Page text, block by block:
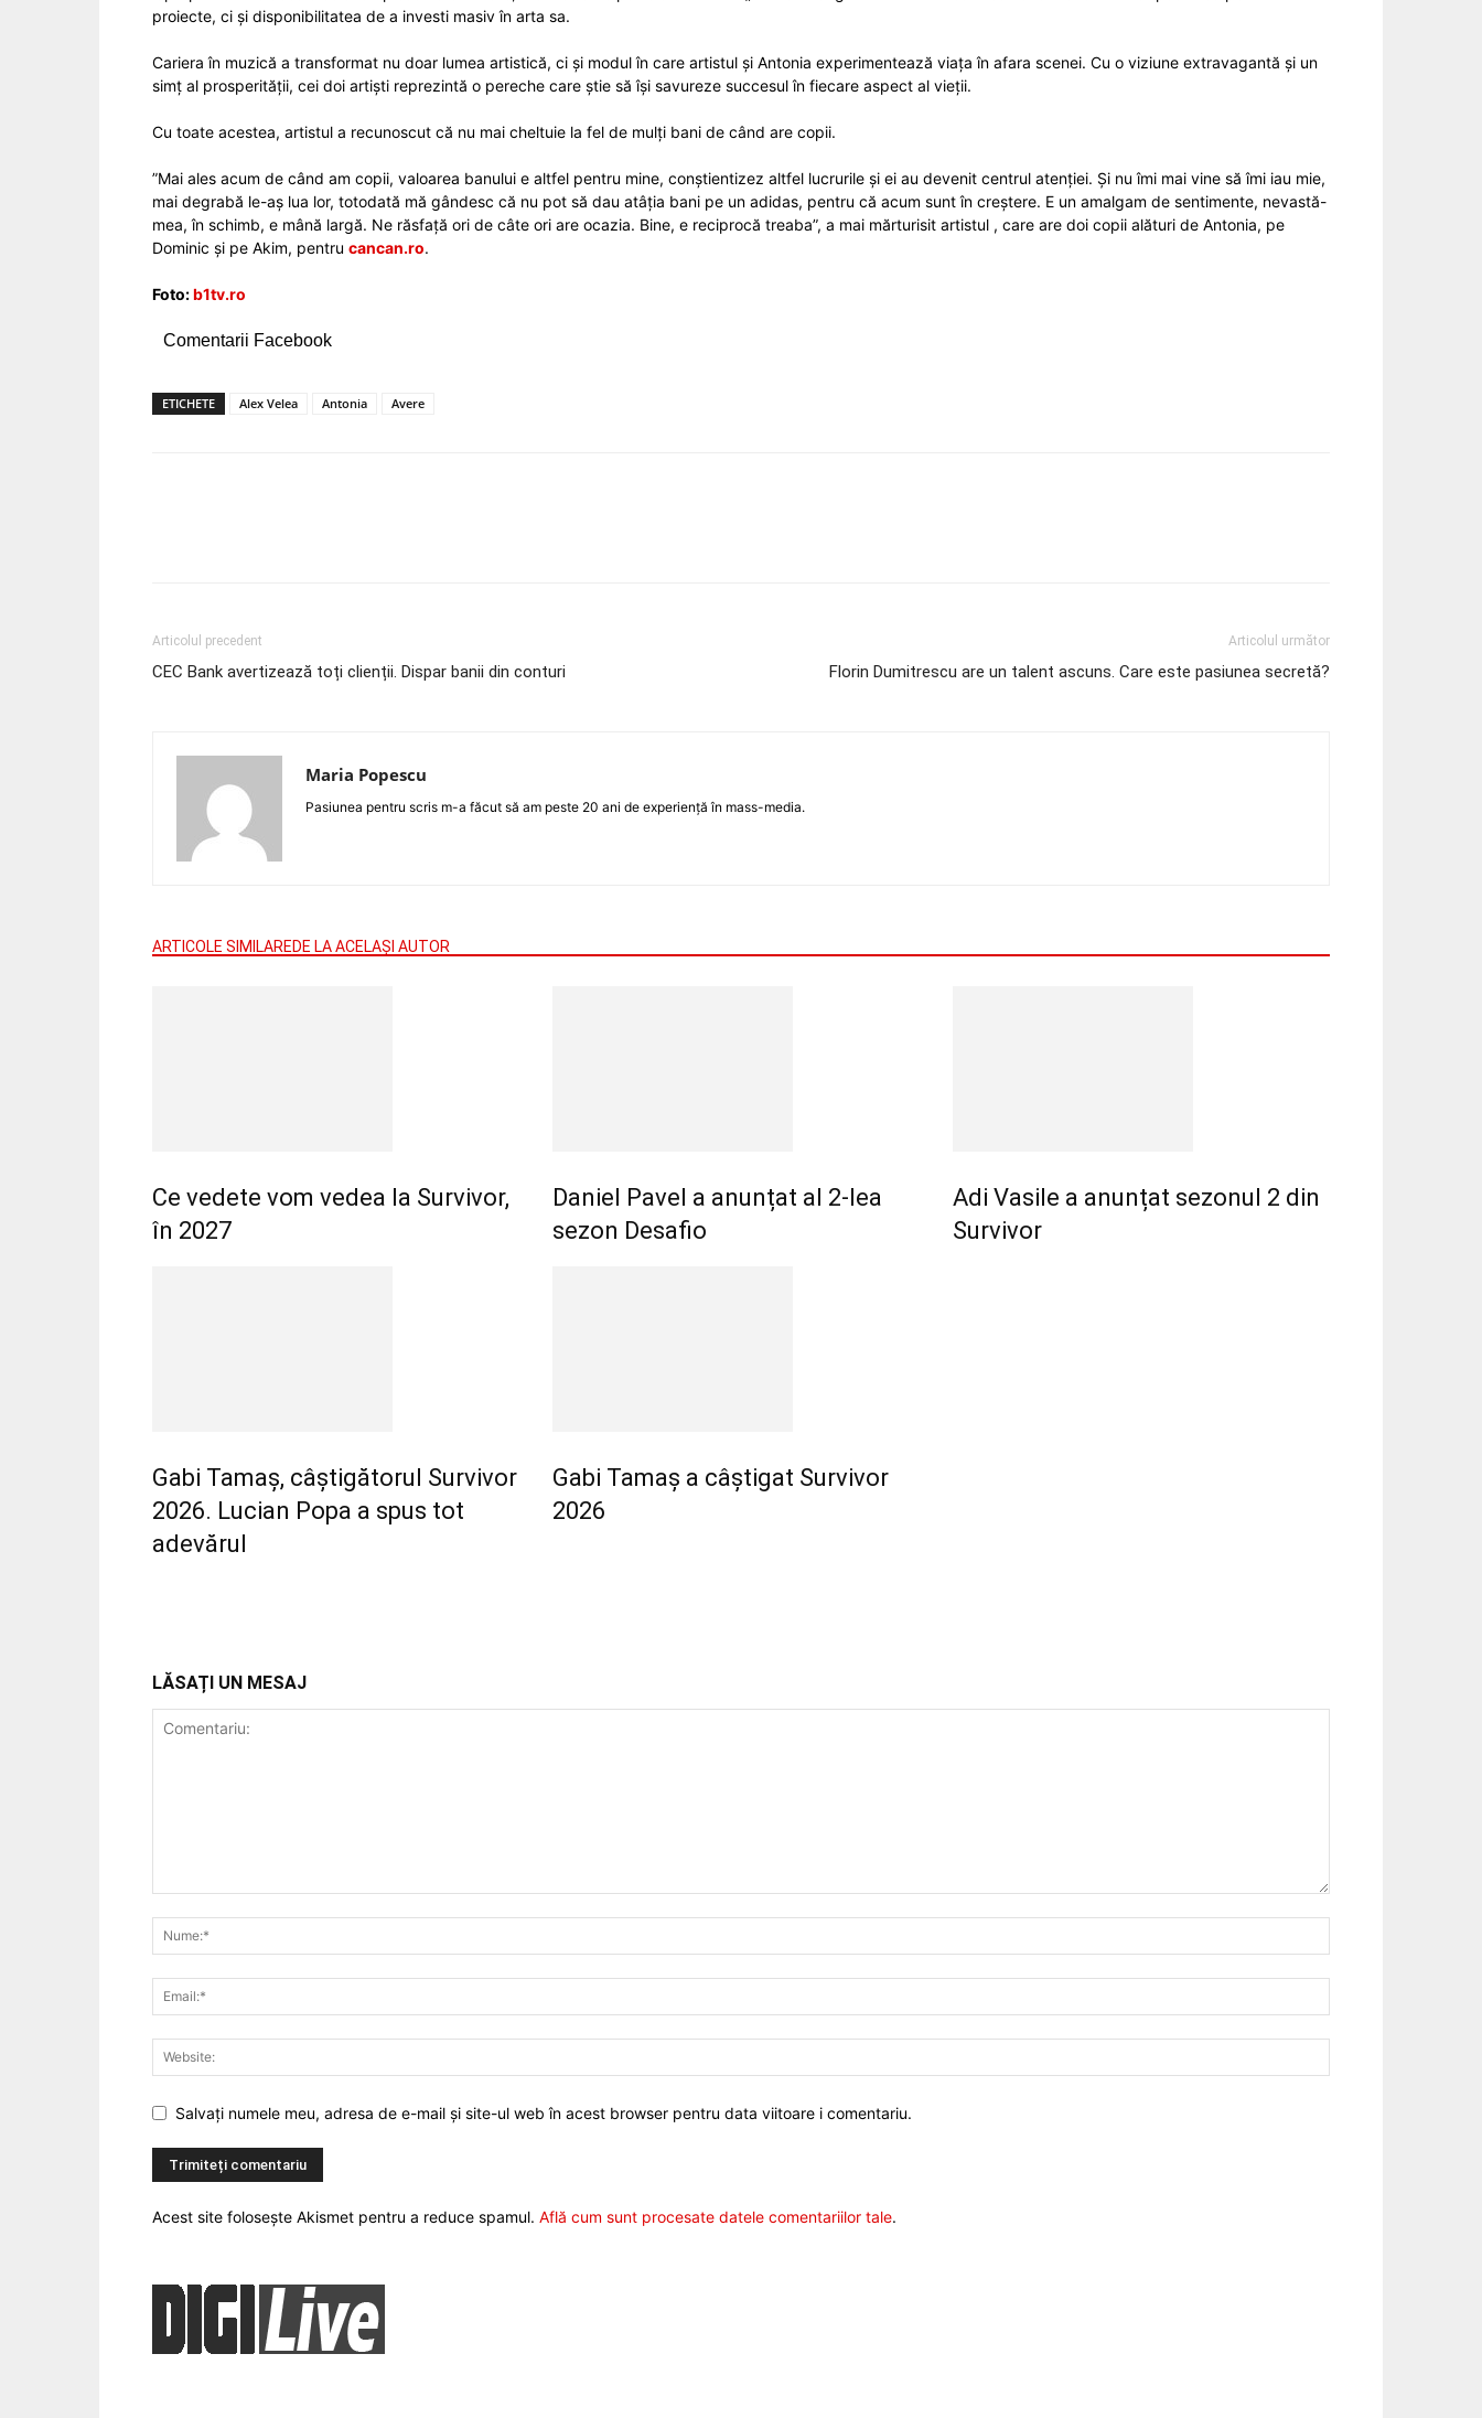
proiecte, ci și disponibilitatea de a investi masiv în arta sa.
Cariera în muzică a transformat nu doar lumea artistică, ci și modul în care artistul și Antonia experimentează viața în afara scenei. Cu o viziune extravagantă și un
simț al prosperității, cei doi artiști reprezintă o pereche care știe să își savureze succesul în fiecare aspect al vieții.
Cu toate acestea, artistul a recunoscut că nu mai cheltuie la fel de mulți bani de când are copii.
”Mai ales acum de când am copii, valoarea banului e altfel pentru mine, conștientizez altfel lucrurile și ei au devenit centrul atenției. Și nu îmi mai vine să îmi iau mie,
mai degrabă le-aș lua lor, totodată mă gândesc că nu pot să dau atâția bani pe un adidas, pentru că acum sunt în creștere. E un amalgam de sentimente, nevastă-
mea, în schimb, e mână largă. Ne răsfață ori de câte ori are ocazia. Bine, e reciprocă treaba”, a mai mărturisit artistul , care are doi copii alături de Antonia, pe
Dominic și pe Akim, pentru cancan.ro.
Foto:b1tv.ro
Comentarii Facebook
ETICHETE Alex Velea Antonia Avere
Articolul precedent
CEC Bank avertizează toți clienții. Dispar banii din conturi
Articolul următor
Florin Dumitrescu are un talent ascuns. Care este pasiunea secretă?
Maria Popescu
Pasiunea pentru scris m-a făcut să am peste 20 ani de experiență în mass-media.
ARTICOLE SIMILAREDE LA ACELAȘI AUTOR
Ce vedete vom vedea la Survivor,
în 2027
Daniel Pavel a anunțat al 2-lea
sezon Desafio
Adi Vasile a anunțat sezonul 2 din
Survivor
Gabi Tamaș, câștigătorul Survivor
2026. Lucian Popa a spus tot
adevărul
Gabi Tamaș a câștigat Survivor
2026
LĂSAȚI UN MESAJ
Salvați numele meu, adresa de e-mail și site-ul web în acest browser pentru data viitoare i comentariu.
Acest site folosește Akismet pentru a reduce spamul. Află cum sunt procesate datele comentariilor tale.